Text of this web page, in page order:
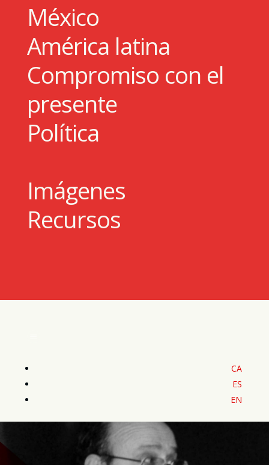
México
América latina
Compromiso con el
presente
Política
Imágenes
Recursos
CA
ES
EN